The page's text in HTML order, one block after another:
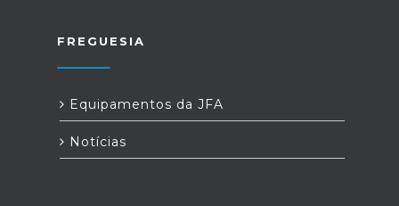
FREGUESIA
Equipamentos da JFA
Notícias